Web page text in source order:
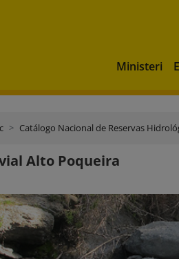
Ministeri
Catálogo Nacional de Reservas
Alto Poqueira